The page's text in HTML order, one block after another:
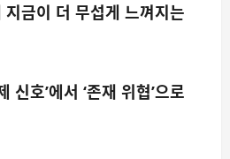
금이 더 무섭게 느껴지는
신호’에서 ‘존재 위협’으로